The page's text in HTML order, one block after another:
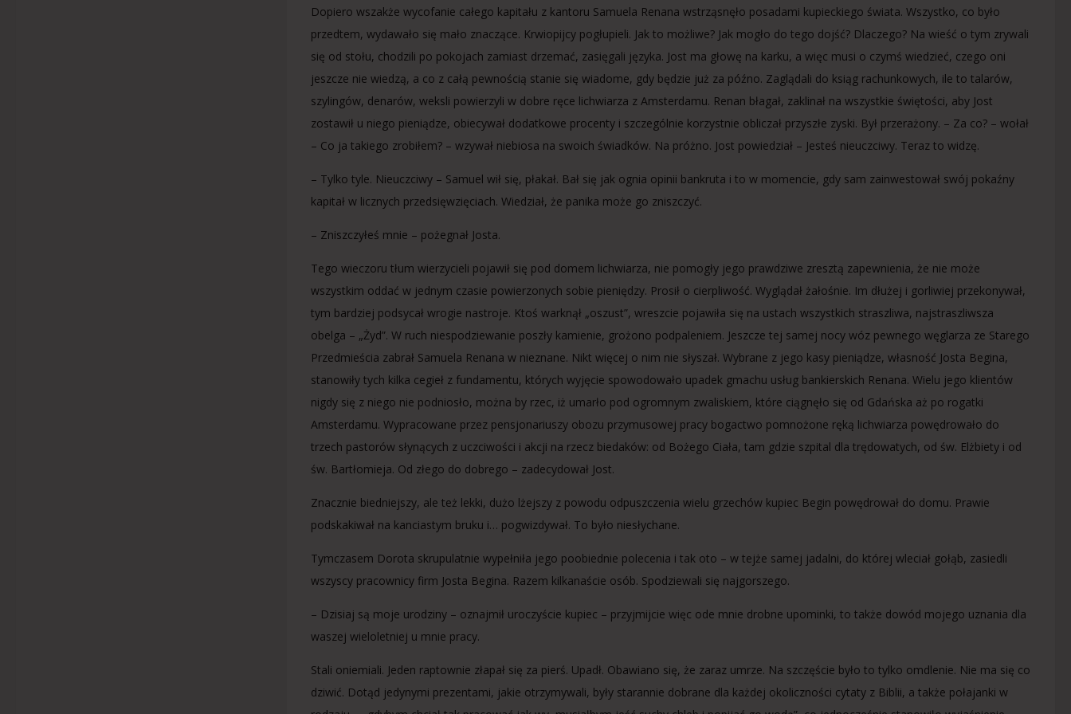
Dopiero wszakże wycofanie całego kapitału z kantoru Samuela Renana wstrząsnęło posadami kupieckiego świata. Wszystko, co było
przedtem, wydawało się mało znaczące. Krwiopijcy pogłupieli. Jak to możliwe? Jak mogło do tego dojść? Dlaczego? Na wieść o tym zrywali
się od stołu, chodzili po pokojach zamiast drzemać, zasięgali języka. Jost ma głowę na karku, a więc musi o czymś wiedzieć, czego oni
jeszcze nie wiedzą, a co z całą pewnością stanie się wiadome, gdy będzie już za późno. Zaglądali do ksiąg rachunkowych, ile to talarów,
szylingów, denarów, weksli powierzyli w dobre ręce lichwiarza z Amsterdamu. Renan błagał, zaklinał na wszystkie świętości, aby Jost
zostawił u niego pieniądze, obiecywał dodatkowe procenty i szczególnie korzystnie obliczał przyszłe zyski. Był przerażony. – Za co? – wołał
– Co ja takiego zrobiłem? – wzywał niebiosa na swoich świadków. Na próżno. Jost powiedział – Jesteś nieuczciwy. Teraz to widzę.
– Tylko tyle. Nieuczciwy – Samuel wił się, płakał. Bał się jak ognia opinii bankruta i to w momencie, gdy sam zainwestował swój pokaźny
kapitał w licznych przedsięwzięciach. Wiedział, że panika może go zniszczyć.
– Zniszczyłeś mnie – pożegnał Josta.
Tego wieczoru tłum wierzycieli pojawił się pod domem lichwiarza, nie pomogły jego prawdziwe zresztą zapewnienia, że nie może
wszystkim oddać w jednym czasie powierzonych sobie pieniędzy. Prosił o cierpliwość. Wyglądał żałośnie. Im dłużej i gorliwiej przekonywał,
tym bardziej podsycał wrogie nastroje. Ktoś warknął „oszust”, wreszcie pojawiła się na ustach wszystkich straszliwa, najstraszliwsza
obelga – „Żyd”. W ruch niespodziewanie poszły kamienie, grożono podpaleniem. Jeszcze tej samej nocy wóz pewnego węglarza ze Starego
Przedmieścia zabrał Samuela Renana w nieznane. Nikt więcej o nim nie słyszał. Wybrane z jego kasy pieniądze, własność Josta Begina,
stanowiły tych kilka cegieł z fundamentu, których wyjęcie spowodowało upadek gmachu usług bankierskich Renana. Wielu jego klientów
nigdy się z niego nie podniosło, można by rzec, iż umarło pod ogromnym zwaliskiem, które ciągnęło się od Gdańska aż po rogatki
Amsterdamu. Wypracowane przez pensjonariuszy obozu przymusowej pracy bogactwo pomnożone ręką lichwiarza powędrowało do
trzech pastorów słynących z uczciwości i akcji na rzecz biedaków: od Bożego Ciała, tam gdzie szpital dla trędowatych, od św. Elżbiety i od
św. Bartłomieja. Od złego do dobrego – zadecydował Jost.
Znacznie biedniejszy, ale też lekki, dużo lżejszy z powodu odpuszczenia wielu grzechów kupiec Begin powędrował do domu. Prawie
podskakiwał na kanciastym bruku i… pogwizdywał. To było niesłychane.
Tymczasem Dorota skrupulatnie wypełniła jego poobiednie polecenia i tak oto – w tejże samej jadalni, do której wleciał gołąb, zasiedli
wszyscy pracownicy firm Josta Begina. Razem kilkanaście osób. Spodziewali się najgorszego.
– Dzisiaj są moje urodziny – oznajmił uroczyście kupiec – przyjmijcie więc ode mnie drobne upominki, to także dowód mojego uznania dla
waszej wieloletniej u mnie pracy.
Stali oniemiali. Jeden raptownie złapał się za pierś. Upadł. Obawiano się, że zaraz umrze. Na szczęście było to tylko omdlenie. Nie ma się co
dziwić. Dotąd jedynymi prezentami, jakie otrzymywali, były starannie dobrane dla każdej okoliczności cytaty z Biblii, a także połajanki w